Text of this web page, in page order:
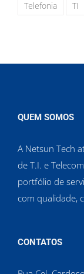
Telefonia
TI
QUEM SOMOS
A Netsun Tech
de T.I. e
portfólio de
com qualidade,
CONTATOS